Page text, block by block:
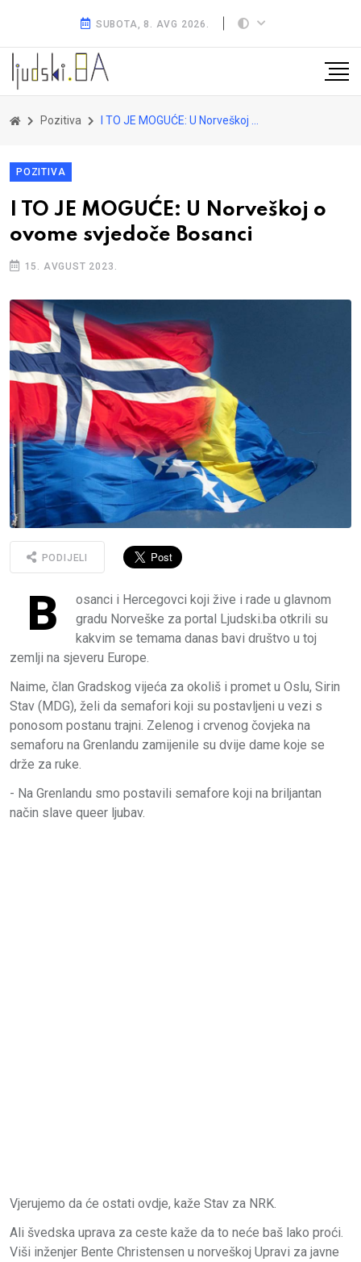
SUBOTA, 8. AVG 2026.
Pozitiva I TO JE MOGUĆE: U Norveškoj o ovome svjedoče Bosanci
POZITIVA
I TO JE MOGUĆE: U Norveškoj o
ovome svjedoče Bosanci
15. AVGUST 2023.
PODIJELI
B
osanci i Hercegovci koji žive i rade u glavnom
gradu Norveške za portal Ljudski.ba otkrili su
kakvim se temama danas bavi društvo u toj
zemlji na sjeveru Europe.
Naime, član Gradskog vijeća za okoliš i promet u Oslu, Sirin
Stav (MDG), želi da semafori koji su postavljeni u vezi s
ponosom postanu trajni. Zelenog i crvenog čovjeka na
semaforu na Grenlandu zamijenile su dvije dame koje se
drže za ruke.
- Na Grenlandu smo postavili semafore koji na briljantan
način slave queer ljubav.
Vjerujemo da će ostati ovdje, kaže Stav za NRK.
Ali švedska uprava za ceste kaže da to neće baš lako proći.
Viši inženjer Bente Christensen u norveškoj Upravi za javne